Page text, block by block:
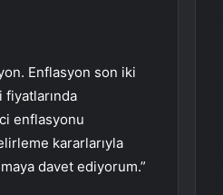
Enflasyon son iki
enflasyonu
kararlarıyla
davet ediyorum.”